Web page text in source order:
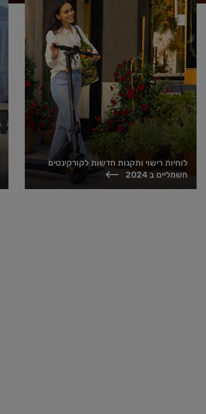
לוחיות רישוי ותקנות חדשות לקורקינטים
חשמליים ב 2024
שנת 2024 מביאה אתה כמה שינויים מהותיים, ביניהם כאלה